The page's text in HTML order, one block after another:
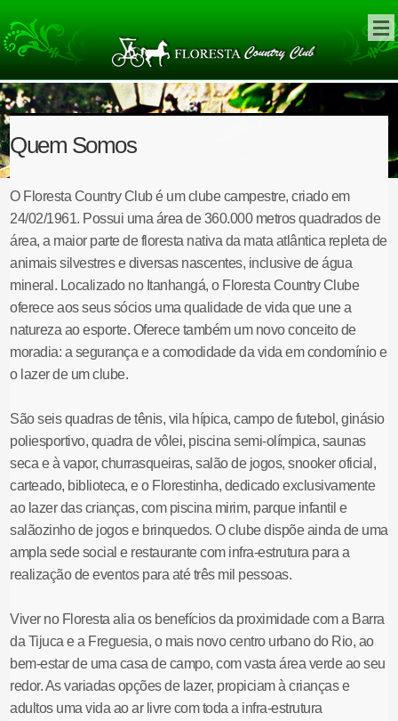
Quem Somos
O Floresta Country Club é um clube campestre, criado em
24/02/1961. Possui uma área de 360.000 metros quadrados de
área, a maior parte de floresta nativa da mata atlântica repleta de
animais silvestres e diversas nascentes, inclusive de água
mineral. Localizado no Itanhangá, o Floresta Country Clube
oferece aos seus sócios uma qualidade de vida que une a
natureza ao esporte. Oferece também um novo conceito de
moradia: a segurança e a comodidade da vida em condomínio e
o lazer de um clube.
São seis quadras de tênis, vila hípica, campo de futebol, ginásio
poliesportivo, quadra de vôlei, piscina semi-olímpica, saunas
seca e à vapor, churrasqueiras, salão de jogos, snooker oficial,
carteado, biblioteca, e o Florestinha, dedicado exclusivamente
ao lazer das crianças, com piscina mirim, parque infantil e
salãozinho de jogos e brinquedos. O clube dispõe ainda de uma
ampla sede social e restaurante com infra-estrutura para a
realização de eventos para até três mil pessoas.
Viver no Floresta alia os benefícios da proximidade com a Barra
da Tijuca e a Freguesia, o mais novo centro urbano do Rio, ao
bem-estar de uma casa de campo, com vasta área verde ao seu
redor. As variadas opções de lazer, propiciam à crianças e
adultos uma vida ao ar livre com toda a infra-estrutura